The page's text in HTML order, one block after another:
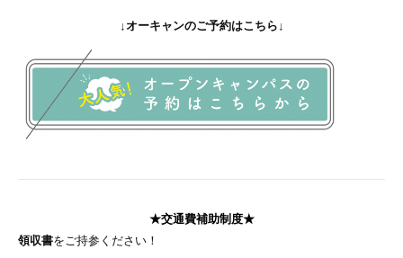
↓オーキャンのご予約はこちら↓
★交通費補助制度★
領収書をご持参ください！